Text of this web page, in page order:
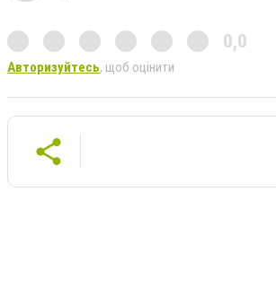
0,0
Авторизуйтесь, щоб оцінити